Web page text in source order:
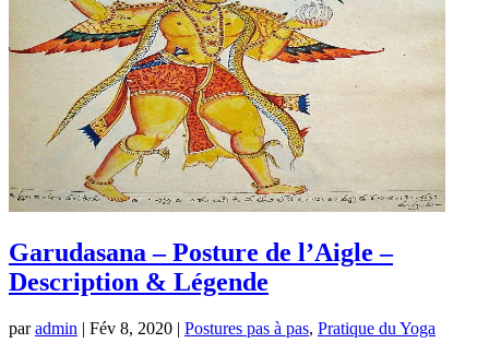
Garudasana – Posture de l’Aigle –
Description & Légende
paradmin | Fév 8, 2020 | Postures pas à pas, Pratique du Yoga